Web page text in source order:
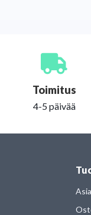
Toimitus
4-5 päivää